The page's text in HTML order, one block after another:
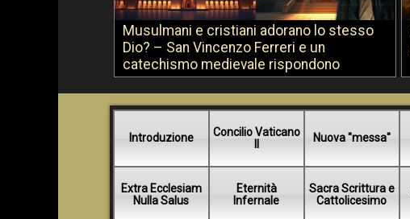
Musulmani e cristiani adorano lo stesso
Dio? – San Vincenzo Ferreri e un
catechismo medievale rispondono
Introduzione
Concilio Vaticano
Nuova "messa"
Extra Ecclesiam
Nulla Salus
Eternità
Infernale
Sacra Scrittura e
Cattolicesimo